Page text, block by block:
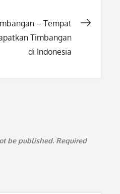
– Tempat
Timbangan
di Indonesia
be published. Required